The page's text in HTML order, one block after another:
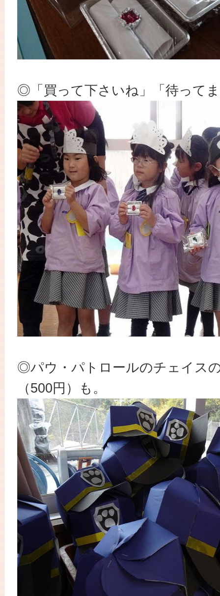
◎「買って下さいね」「待って
◎パウ・パトロールのチェイス
（500円）も。